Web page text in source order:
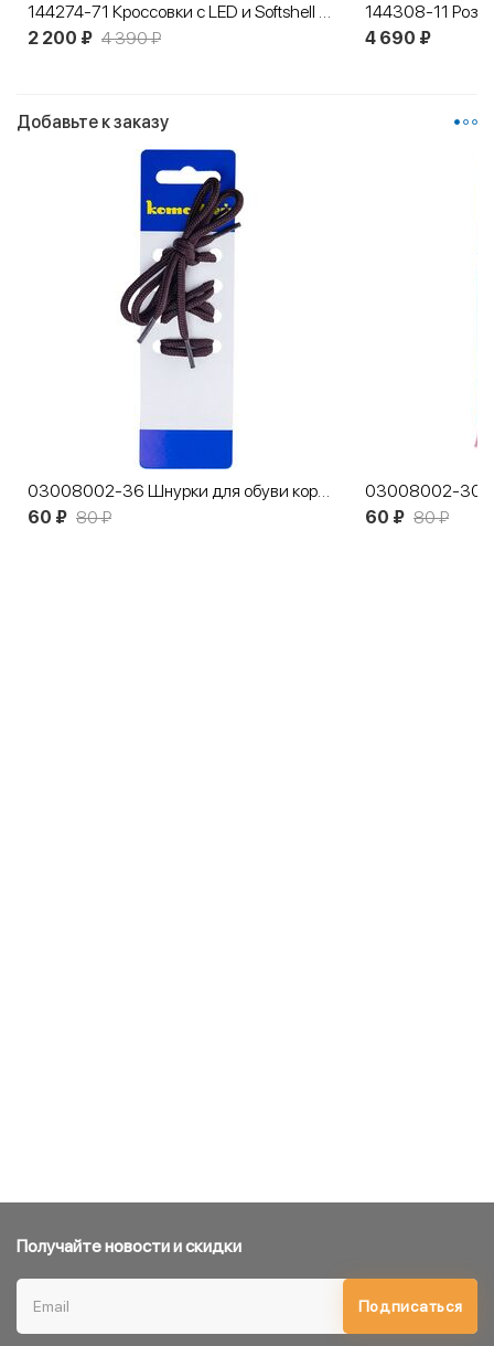
144274-71 Кроссовки с LED и Softshell Единорог
2 200 ₽ 4 390 ₽ 4 690 ₽
Добавьте к заказу
03008002-36 Шнурки для обуви коричневые
60 ₽ 80 ₽ 60 ₽ 80 ₽
Получайте новости и скидки
Подписаться